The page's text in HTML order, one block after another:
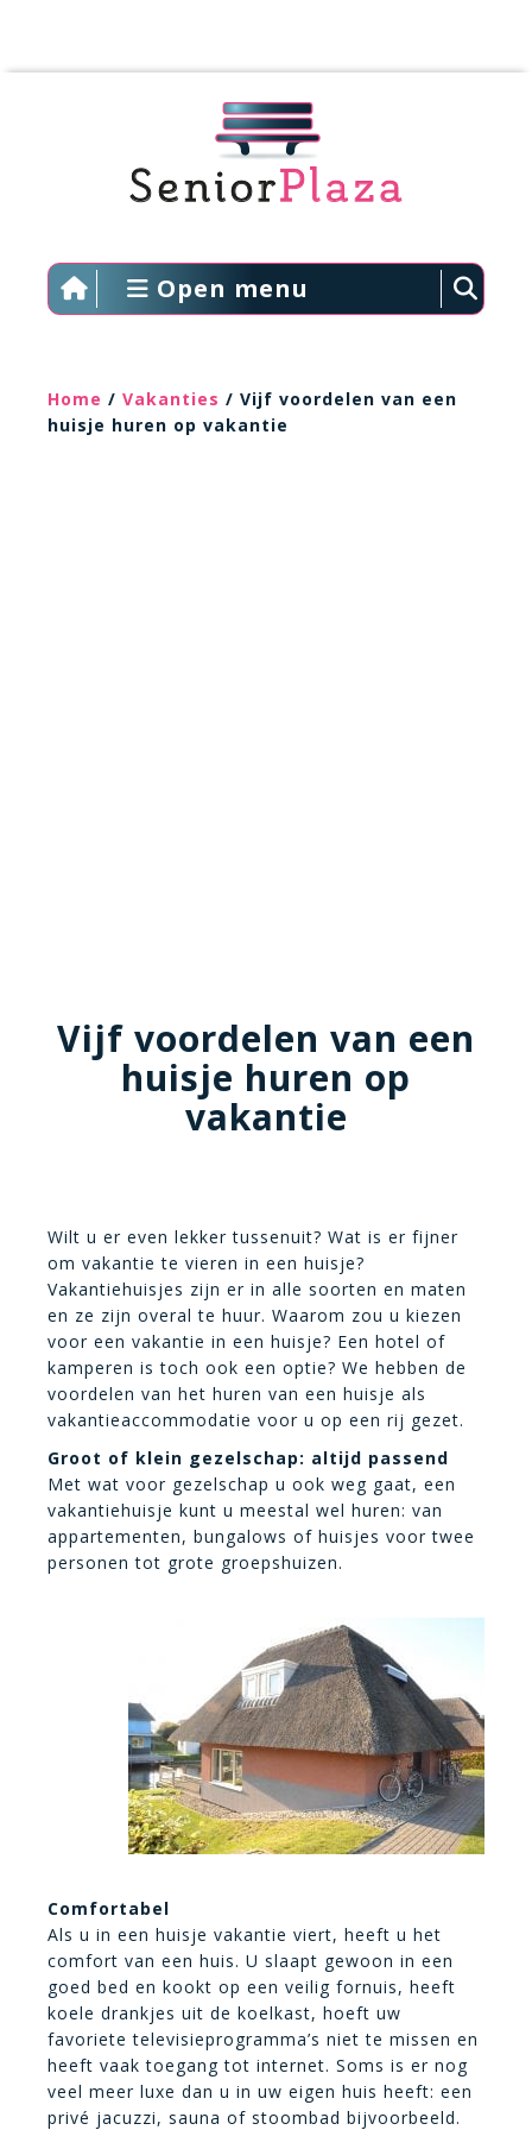
Open menu
Home / Vakanties / Vijf voordelen van een
huisje huren op vakantie
Vijf voordelen van een
huisje huren op
vakantie
Wilt u er even lekker tussenuit? Wat is er fijner
om vakantie te vieren in een huisje?
Vakantiehuisjes zijn er in alle soorten en maten
en ze zijn overal te huur. Waarom zou u kiezen
voor een vakantie in een huisje? Een hotel of
kamperen is toch ook een optie? We hebben de
voordelen van het huren van een huisje als
vakantieaccommodatie voor u op een rij gezet.
Groot of klein gezelschap: altijd passend
Met wat voor gezelschap u ook weg gaat, een
vakantiehuisje kunt u meestal wel huren: van
appartementen, bungalows of huisjes voor twee
personen tot grote groepshuizen.
Comfortabel
Als u in een huisje vakantie viert, heeft u het
comfort van een huis. U slaapt gewoon in een
goed bed en kookt op een veilig fornuis, heeft
koele drankjes uit de koelkast, hoeft uw
favoriete televisieprogramma’s niet te missen en
heeft vaak toegang tot internet. Soms is er nog
veel meer luxe dan u in uw eigen huis heeft: een
privé jacuzzi, sauna of stoombad bijvoorbeeld.